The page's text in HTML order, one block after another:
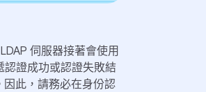
伺服器接著會使用
認證成功或認證失敗結
此，請務必在身份認